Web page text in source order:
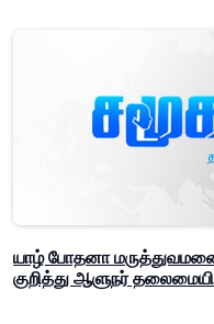
யாழ் போதனா
குறித்து ஆளுநர்